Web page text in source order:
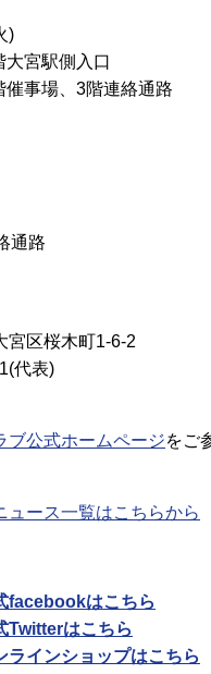
)
大宮駅側入口
催事場、3階連絡通路
通路
宮区桜木町1-6-2
代表)
ブ公式ホームページをご
ュース一覧はこちらから
facebookはこちら
Twitterはこちら
ラインショップはこちら